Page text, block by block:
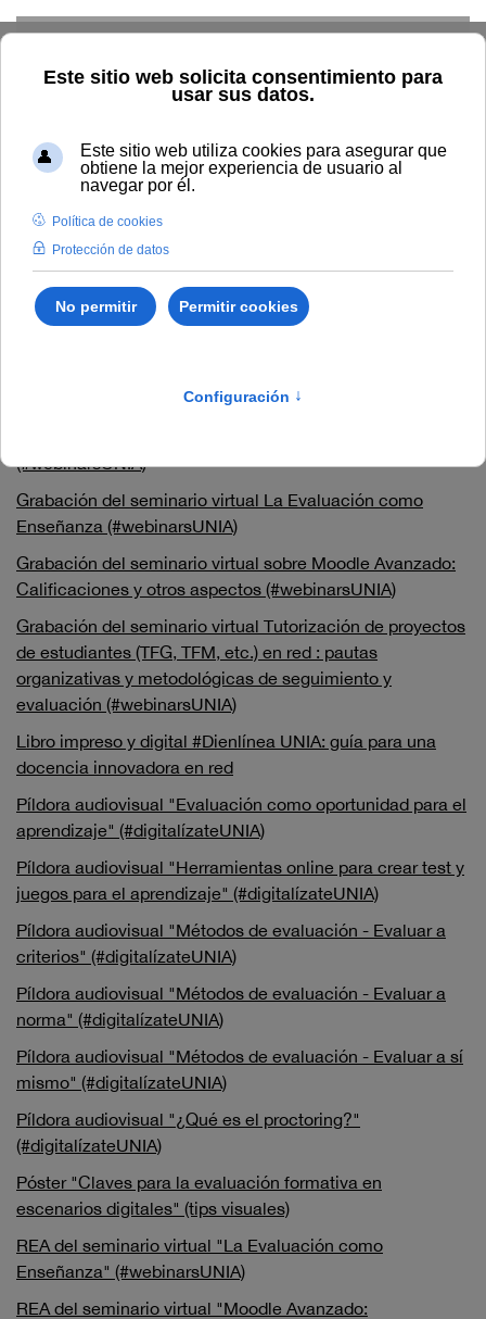
Inicio Estudiar Oferta académica
Temática
Evaluación online
Evaluación online
Espacio online sobre Moodle avanzado (2.5) para
Presentación del programa y sesión especial "Proctoring
(#webinarsUNIA)
Grabación del seminario virtual La Evaluación como
Enseñanza (#webinarsUNIA)
Grabación del seminario virtual sobre Moodle Avanzado:
Calificaciones y otros aspectos (#webinarsUNIA)
Grabación del seminario virtual Tutorización de proyectos
de estudiantes (TFG, TFM, etc.) en red : pautas
organizativas y metodológicas de seguimiento y
evaluación (#webinarsUNIA)
Libro impreso y digital #Dienlínea UNIA: guía para una
docencia innovadora en red
Píldora audiovisual "Evaluación como oportunidad para el
aprendizaje" (#digitalízateUNIA)
Píldora audiovisual "Herramientas online para crear test y
juegos para el aprendizaje" (#digitalízateUNIA)
Píldora audiovisual "Métodos de evaluación - Evaluar a
criterios" (#digitalízateUNIA)
Píldora audiovisual "Métodos de evaluación - Evaluar a
norma" (#digitalízateUNIA)
Píldora audiovisual "Métodos de evaluación - Evaluar a sí
mismo" (#digitalízateUNIA)
Píldora audiovisual "¿Qué es el proctoring?"
(#digitalízateUNIA)
Póster "Claves para la evaluación formativa en
escenarios digitales" (tips visuales)
REA del seminario virtual "La Evaluación como
Enseñanza" (#webinarsUNIA)
REA del seminario virtual "Moodle Avanzado: